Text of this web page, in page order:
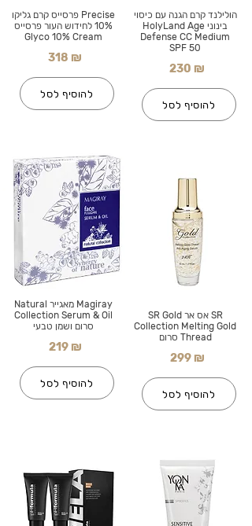
Precise פרסייס קרם גליקו
10% לחידוש העור פרסייס
Glyco 10% Cream
318 ₪
להוסיף לסל
Magiray מאגייר Natural
Collection Serum & Oil
סרום ושמן טבעי
219 ₪
להוסיף לסל
הולילנד קרם הגנה עם כיסוי
בינוני HolyLand Age
Defense CC Medium
SPF 50
230 ₪
להוסיף לסל
SR אס אר SR Gold
Collection Melting Gold
Thread סרום
299 ₪
להוסיף לסל